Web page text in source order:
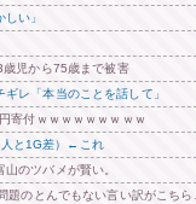
い」
児から75歳まで被害
レ「本当のことを話して」
寄付ｗｗｗｗｗｗｗｗｗ
と1G差）←これ
のツバメが賢い。
題のとんでもない言い訳がこ